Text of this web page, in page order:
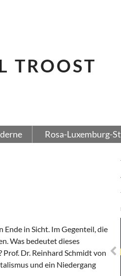
TROOST
Rosa-Luxemburg-
in Sicht. Im Gegenteil, die
Was bedeutet dieses
Dr. Reinhard Schmidt von
und ein Niedergang
Mosaiklinke Perspektiven